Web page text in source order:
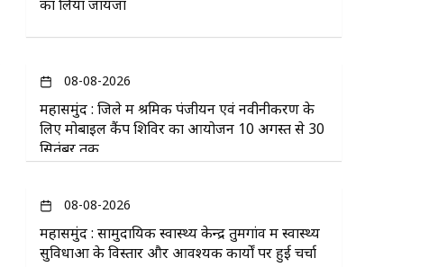
का लिया जायजा
08-08-2026
महासमुंद : जिले में श्रमिक पंजीयन एवं नवीनीकरण के
लिए मोबाइल कैंप शिविर का आयोजन 10 अगस्त से 30
सितंबर तक
08-08-2026
महासमुंद : सामुदायिक स्वास्थ्य केन्द्र तुमगांव में स्वास्थ्य
सुविधाओं के विस्तार और आवश्यक कार्यों पर हुई चर्चा